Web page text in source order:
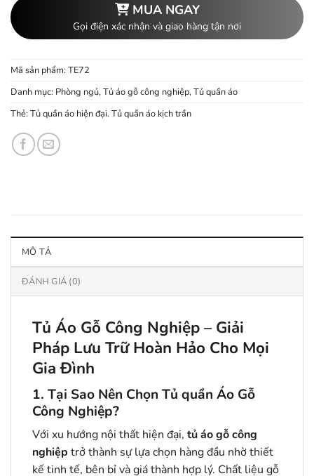
MUA NGAY
Gọi điện xác nhận và giao hàng tận nơi
Mã sản phẩm: TE72
Danh mục: Phòng ngủ,Tủ áo gỗ công nghiệp,Tủ quần áo
Thẻ: Tủ quần áo hiện đại. Tủ quần áo kịch trần
MÔ TẢ
ĐÁNH GIÁ (0)
Tủ Áo Gỗ Công Nghiệp – Giải
Pháp Lưu Trữ Hoàn Hảo Cho Mọi
Gia Đình
1. Tại Sao Nên Chọn Tủ quần Áo Gỗ
Công Nghiệp?
Với xu hướng nội thất hiện đại, tủ áo gỗ công
nghiệp trở thành sự lựa chọn hàng đầu nhờ thiết
kế tinh tế, bên bỉ và giá thành hợp lý. Chất liệu gỗ